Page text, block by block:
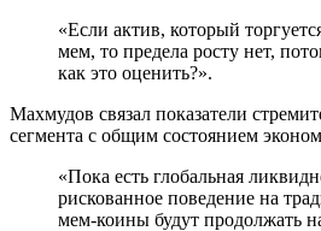
«Если актив, который
мем, то предела росту нет,
как это оценить?».
Махмудов связал показатели
сегмента с общим состоянием
«Пока есть глобальная
рискованное поведение на
мем-коины будут продолжать